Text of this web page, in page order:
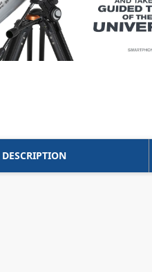
DESCRIPTION